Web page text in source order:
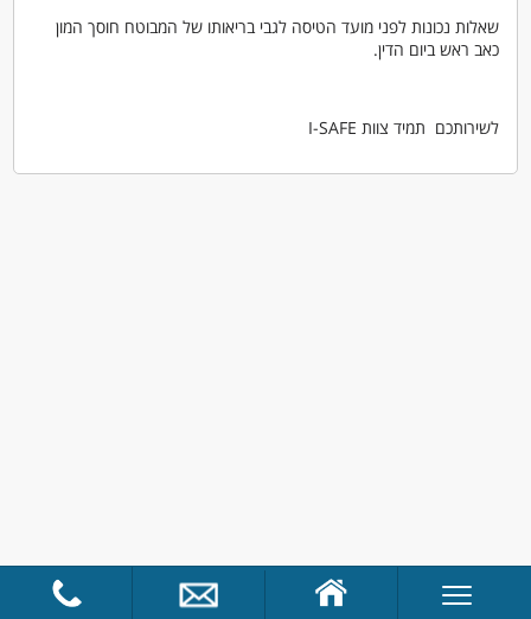
שאלות נכונות לפני מועד הטיסה לגבי בריאותו של המבוטח חוסך המון
כאב ראש ביום הדין.
לשירותכם תמיד צוות I-SAFE